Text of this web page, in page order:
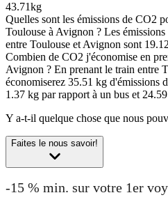
43.71kg
Quelles sont les émissions de CO2
Toulouse à Avignon ? Les
entre Toulouse et Avignon sont
Combien de CO2 j'économise en
Avignon ? En prenant le train entre
économiserez 35.51 kg d'émissions
1.37 kg par rapport à un bus et
Y a-t-il quelque chose que nous
Faites le nous savoir!
-15 % min. sur votre 1er